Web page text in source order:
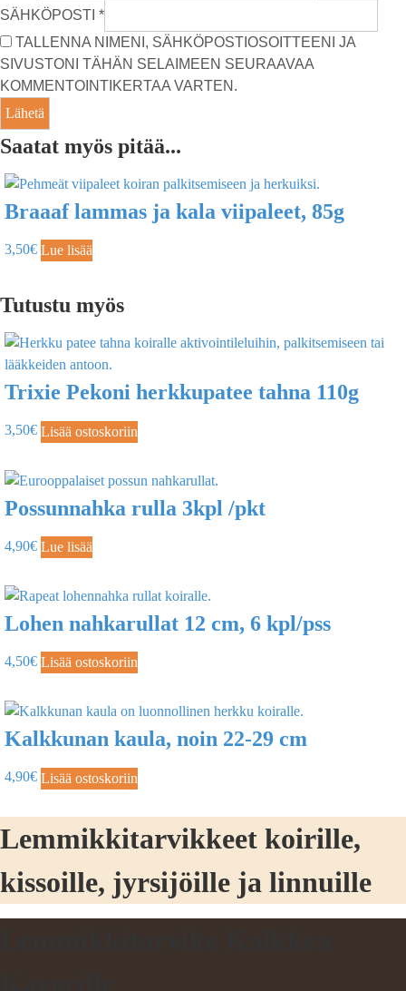
SÄHKÖPOSTI *
TALLENNA NIMENI, SÄHKÖPOSTIOSOITTEENI JA
SIVUSTONI TÄHÄN SELAIMEEN SEURAAVAA
KOMMENTOINTIKERTAA VARTEN.
Saatat myös pitää...
Braaaf lammas ja kala viipaleet, 85g
3,50€ Lue lisää
Tutustu myös
Trixie Pekoni herkkupatee tahna 110g
3,50€ Lisää ostoskoriin
Possunnahka rulla 3kpl /pkt
4,90€ Lue lisää
Lohen nahkarullat 12 cm, 6 kpl/pss
4,50€ Lisää ostoskoriin
Kalkkunan kaula, noin 22-29 cm
4,90€ Lisää ostoskoriin
Lemmikkitarvikkeet koirille,
kissoille, jyrsijöille ja linnuille